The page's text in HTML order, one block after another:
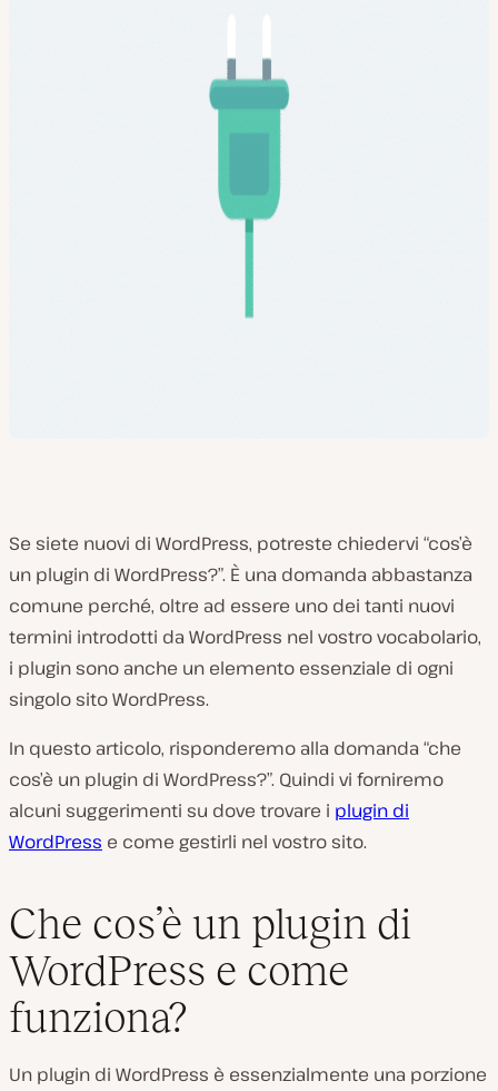
Se siete nuovi di WordPress, potreste chiedervi “cos’è
un plugin di WordPress?”. È una domanda abbastanza
comune perché, oltre ad essere uno dei tanti nuovi
termini introdotti da WordPress nel vostro vocabolario,
i plugin sono anche un elemento essenziale di ogni
singolo sito WordPress.
In questo articolo, risponderemo alla domanda “che
cos’è un plugin di WordPress?”. Quindi vi forniremo
alcuni suggerimenti su dove trovare i plugin di
WordPress e come gestirli nel vostro sito.
Che cos’è un plugin di
WordPress e come
funziona?
Un plugin di WordPress è essenzialmente una porzione